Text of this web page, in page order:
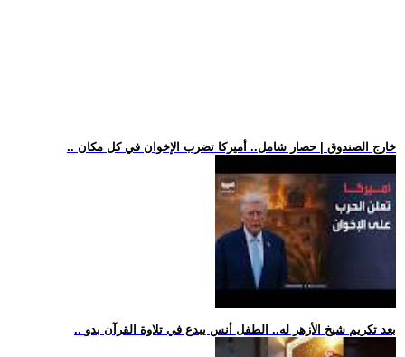
.. خارج الصندوق | حصار شامل.. أميركا تضرب الإخوان في كل مكان
.. بعد تكريم شيخ الأزهر له.. الطفل أنس يبدع في تلاوة القرآن بدو